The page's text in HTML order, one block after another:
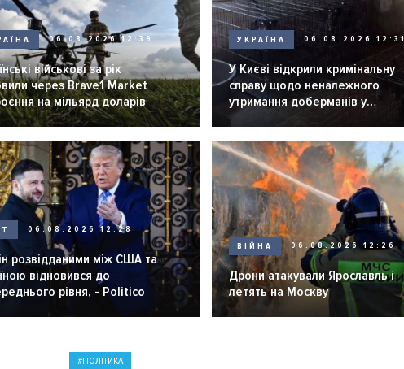
06.08.2026 12:39
військові за рік
через Brave1 Market
на мільярд доларів
УКРАЇНА 06.08.2026 12:31
У Києві відкрили кримінальну
справу щодо неналежного
утримання доберманів у
розпліднику
06.08.2026 12:28
розвідданими між США та
відновився до
рівня, - Politico
ВІЙНА 06.08.2026 12:26
Дрони атакували Ярославль і
летять на Москву
ПОЛІТИКА